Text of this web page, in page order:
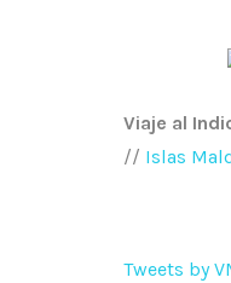
Viaje al
// Islas
Tweets by